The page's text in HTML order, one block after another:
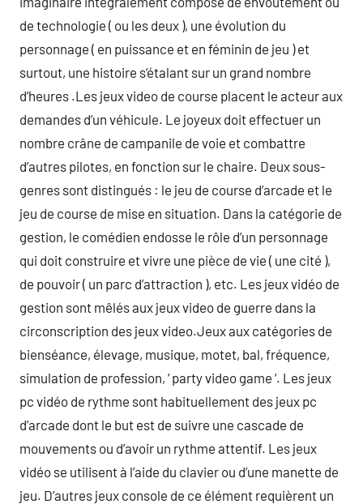
de technologie ( ou les deux ), une évolution du
personnage ( en puissance et en féminin de jeu ) et
surtout, une histoire s’étalant sur un grand nombre
d’heures .Les jeux video de course placent le acteur aux
demandes d’un véhicule. Le joyeux doit effectuer un
nombre crâne de campanile de voie et combattre
d’autres pilotes, en fonction sur le chaire. Deux sous-
genres sont distingués : le jeu de course d’arcade et le
jeu de course de mise en situation. Dans la catégorie de
gestion, le comédien endosse le rôle d’un personnage
qui doit construire et vivre une pièce de vie ( une cité ),
de pouvoir ( un parc d’attraction ), etc. Les jeux vidéo de
gestion sont mêlés aux jeux video de guerre dans la
circonscription des jeux video.Jeux aux catégories de
bienséance, élevage, musique, motet, bal, fréquence,
simulation de profession, ‘ party video game ‘. Les jeux
pc vidéo de rythme sont habituellement des jeux pc
d’arcade dont le but est de suivre une cascade de
mouvements ou d’avoir un rythme attentif. Les jeux
vidéo se utilisent à l’aide du clavier ou d’une manette de
jeu. D’autres jeux console de ce élément requièrent un